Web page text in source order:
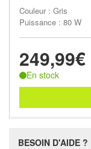
Couleur : Gris
Puissance : 80 W
249,99€
En stock
BESOIN D'AIDE ?